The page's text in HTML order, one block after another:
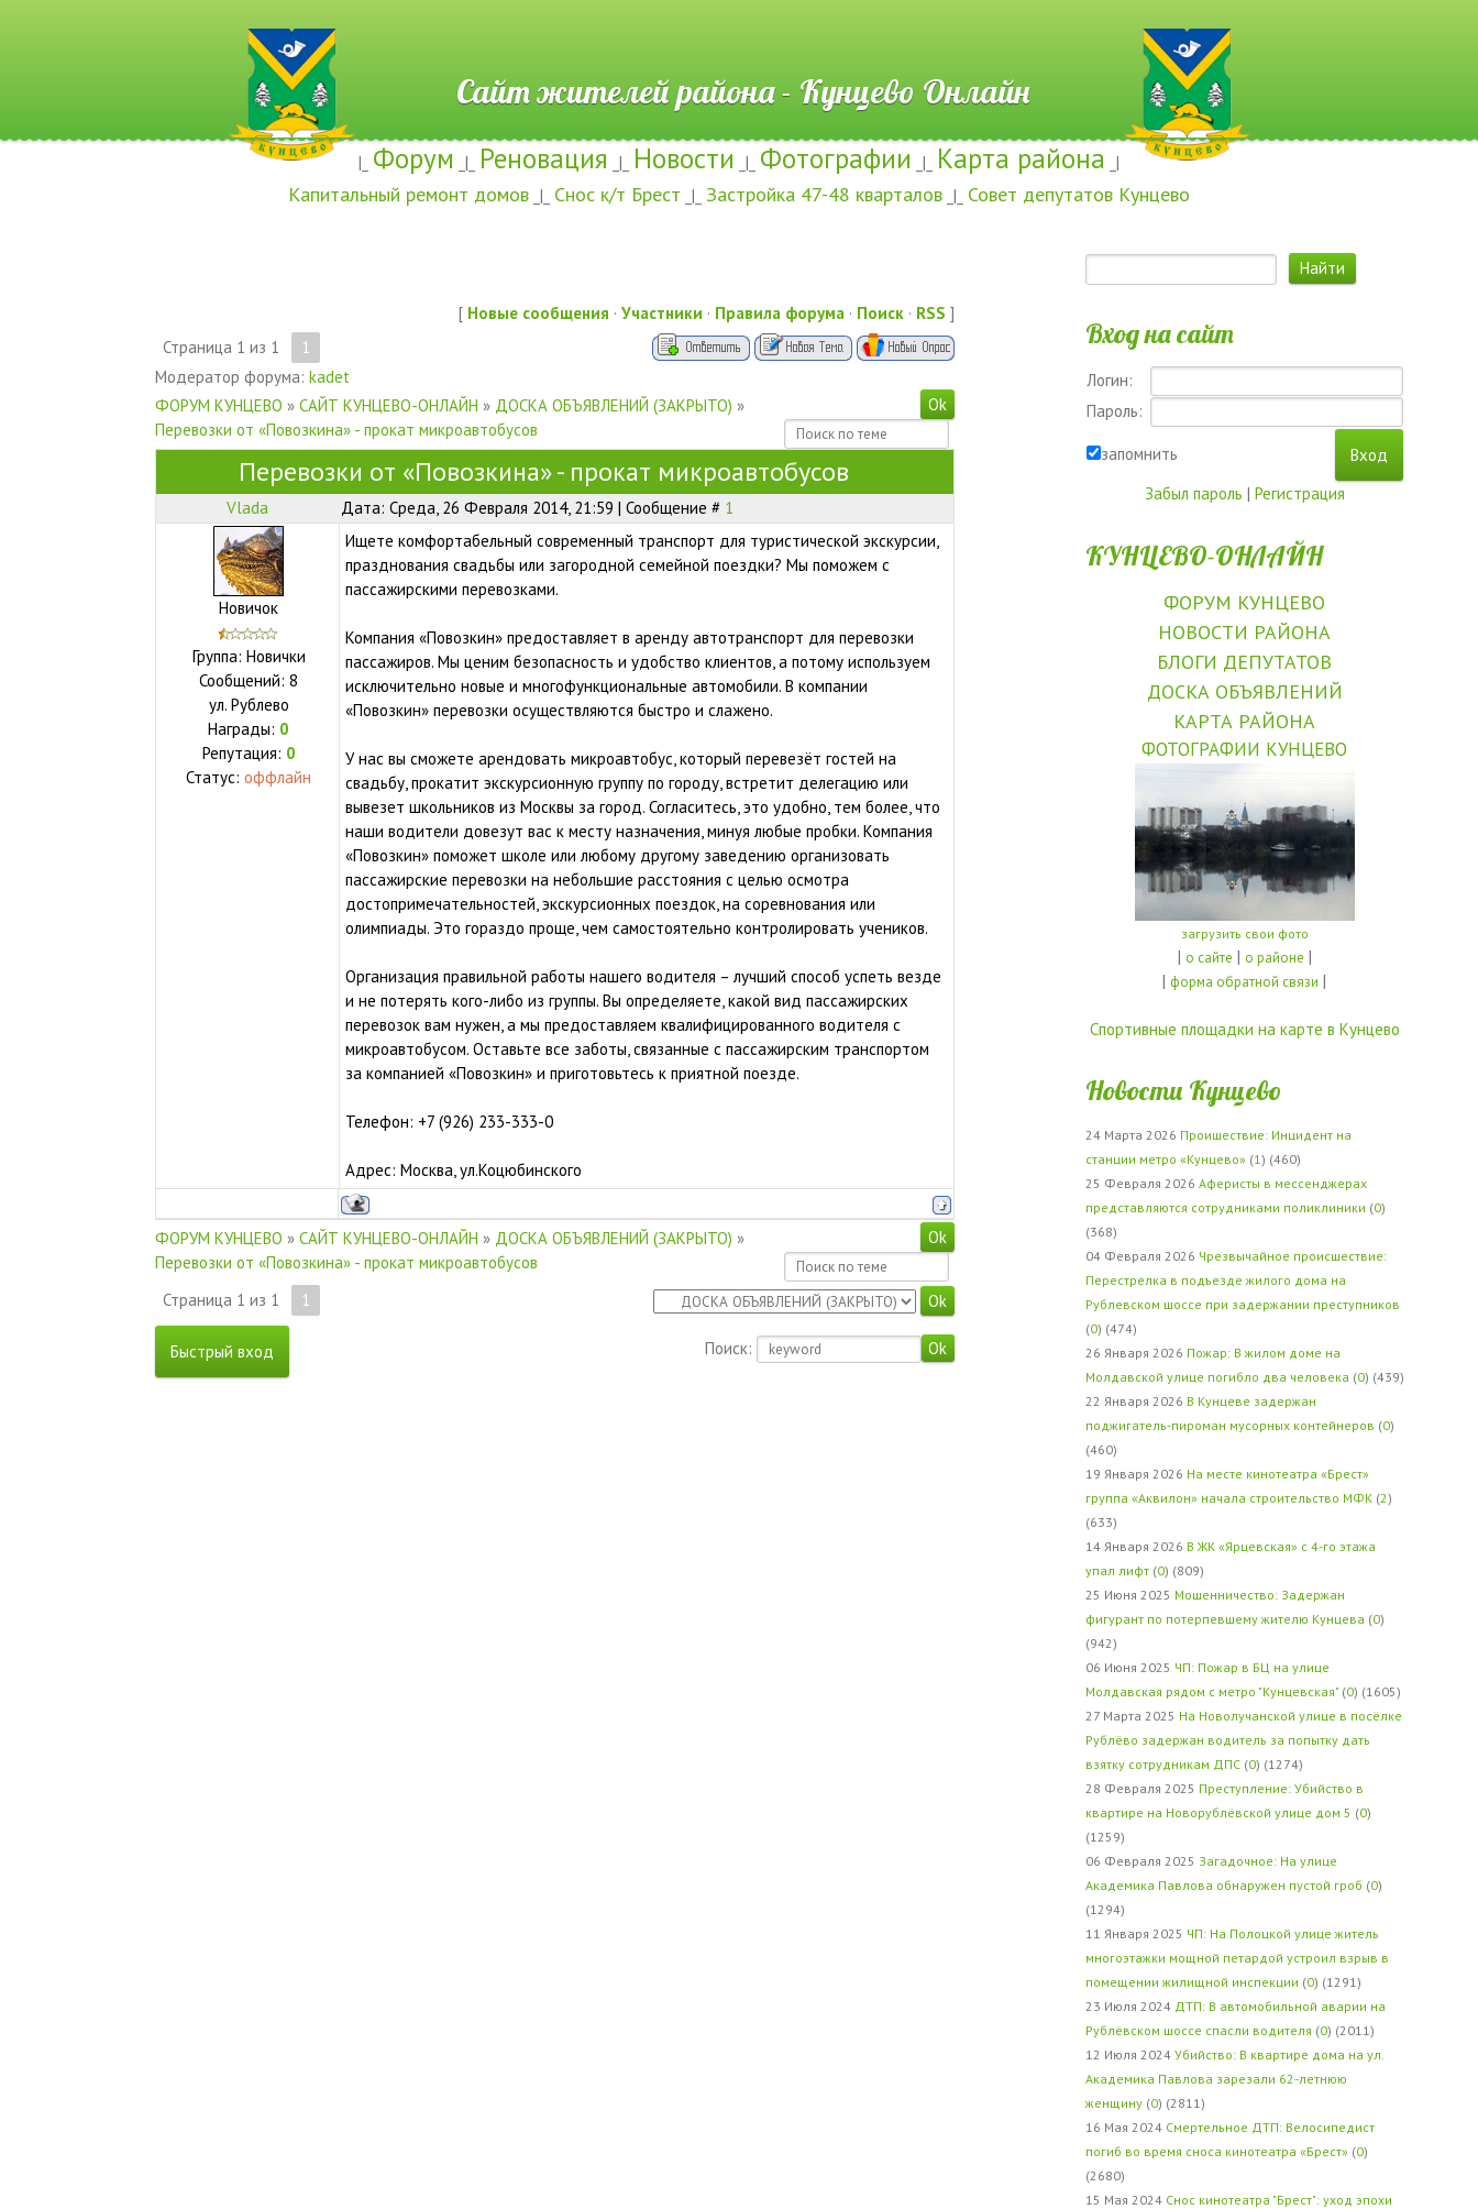
Сайт жителей района - Кунцево Онлайн
|_ Форум _|_ Реновация _|_ Новости _|_ Фотографии _|_ Карта района _|
Капитальный ремонт домов _|_ Снос к/т Брест _|_ Застройка 47-48 кварталов _|_ Совет депутатов Кунцево
[ Новые сообщения · Участники · Правила форума · Поиск · RSS ]
Страница 1 из 1
1
Модератор форума: kadet
ФОРУМ КУНЦЕВО » САЙТ КУНЦЕВО-ОНЛАЙН » ДОСКА ОБЪЯВЛЕНИЙ (ЗАКРЫТО) »
Перевозки от «Повозкина» - прокат микроавтобусов
Перевозки от «Повозкина» - прокат микроавтобусов
Vlada Дата: Среда, 26 Февраля 2014, 21:59 | Сообщение # 1
Новичок
Группа: Новички
Сообщений:8
ул. Рублево
Награды: 0
Репутация: 0
Статус:оффлайн
Ищете комфортабельный современный транспорт для туристической экскурсии,
празднования свадьбы или загородной семейной поездки? Мы поможем с
пассажирскими перевозками.
Компания «Повозкин» предоставляет в аренду автотранспорт для перевозки
пассажиров. Мы ценим безопасность и удобство клиентов, а потому используем
исключительно новые и многофункциональные автомобили. В компании
«Повозкин» перевозки осуществляются быстро и слажено.
У нас вы сможете арендовать микроавтобус, который перевезёт гостей на
свадьбу, прокатит экскурсионную группу по городу, встретит делегацию или
вывезет школьников из Москвы за город. Согласитесь, это удобно, тем более, что
наши водители довезут вас к месту назначения, минуя любые пробки. Компания
«Повозкин» поможет школе или любому другому заведению организовать
пассажирские перевозки на небольшие расстояния с целью осмотра
достопримечательностей, экскурсионных поездок, на соревнования или
олимпиады. Это гораздо проще, чем самостоятельно контролировать учеников.
Организация правильной работы нашего водителя – лучший способ успеть везде
и не потерять кого-либо из группы. Вы определяете, какой вид пассажирских
перевозок вам нужен, а мы предоставляем квалифицированного водителя с
микроавтобусом. Оставьте все заботы, связанные с пассажирским транспортом
за компанией «Повозкин» и приготовьтесь к приятной поезде.
Телефон: +7 (926) 233-333-0
Адрес: Москва, ул.Коцюбинского
ФОРУМ КУНЦЕВО » САЙТ КУНЦЕВО-ОНЛАЙН » ДОСКА ОБЪЯВЛЕНИЙ (ЗАКРЫТО) »
Перевозки от «Повозкина» - прокат микроавтобусов
Страница 1 из 1 1
Поиск:
Вход на сайт
Логин:
Пароль:
запомнить
Забыл пароль | Регистрация
КУНЦЕВО-ОНЛАЙН
ФОРУМ КУНЦЕВО
НОВОСТИ РАЙОНА
БЛОГИ ДЕПУТАТОВ
ДОСКА ОБЪЯВЛЕНИЙ
КАРТА РАЙОНА
ФОТОГРАФИИ КУНЦЕВО
загрузить свои фото
| о сайте | о районе |
|форма обратной связи |
Спортивные площадки на карте в Кунцево
Новости Кунцево
24 Марта 2026 Проишествие: Инцидент на
станции метро «Кунцево» (1) (460)
25 Февраля 2026 Аферисты в мессенджерах
представляются сотрудниками поликлиники (0)
(368)
04 Февраля 2026 Чрезвычайное происшествие:
Перестрелка в подъезде жилого дома на
Рублевском шоссе при задержании преступников
(0) (474)
26 Января 2026 Пожар: В жилом доме на
Молдавской улице погибло два человека (0) (439)
22 Января 2026 В Кунцеве задержан
поджигатель-пироман мусорных контейнеров (0)
(460)
19 Января 2026 На месте кинотеатра «Брест»
группа «Аквилон» начала строительство МФК (2)
(633)
14 Января 2026 В ЖК «Ярцевская» с 4-го этажа
упал лифт (0) (809)
25 Июня 2025 Мошенничество: Задержан
фигурант по потерпевшему жителю Кунцева (0)
(942)
06 Июня 2025 ЧП: Пожар в БЦ на улице
Молдавская рядом с метро "Кунцевская" (0) (1605)
27 Марта 2025 На Новолучанской улице в посёлке
Рублёво задержан водитель за попытку дать
взятку сотрудникам ДПС (0) (1274)
28 Февраля 2025 Преступление: Убийство в
квартире на Новорублёвской улице дом 5 (0)
(1259)
06 Февраля 2025 Загадочное: На улице
Академика Павлова обнаружен пустой гроб (0)
(1294)
11 Января 2025 ЧП: На Полоцкой улице житель
многоэтажки мощной петардой устроил взрыв в
помещении жилищной инспекции (0) (1291)
23 Июля 2024 ДТП: В автомобильной аварии на
Рублёвском шоссе спасли водителя (0) (2011)
12 Июля 2024 Убийство: В квартире дома на ул.
Академика Павлова зарезали 62-летнюю
женщину (0) (2811)
16 Мая 2024 Смертельное ДТП: Велосипедист
погиб во время сноса кинотеатра «Брест» (0)
(2680)
15 Мая 2024 Снос кинотеатра "Брест": уход эпохи